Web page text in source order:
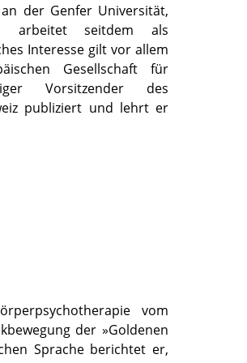
der Genfer Universität,
arbeitet seitdem als
Interesse gilt vor allem
Gesellschaft für
Vorsitzender des
publiziert und lehrt er
vom
der »Goldenen
Sprache berichtet er,